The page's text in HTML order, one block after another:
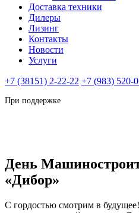
Доставка техники
Дилеры
Лизинг
Контакты
Новости
Услуги
+7 (38151) 2-22-22 +7 (983) 520-
При поддержке
День
«Дибор»
С гордостью смотрим в